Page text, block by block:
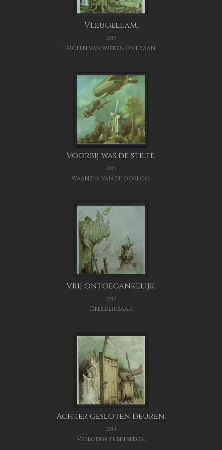
Vleugellam.
2015
Molen van wieken ontdaan.
Voorbij was de stilte.
2015
Waanzin van de oorlog.
Vrij ontoegankelijk.
2015
Onbereikbaar.
Achter gesloten deuren.
2014
Verboden te betreden.